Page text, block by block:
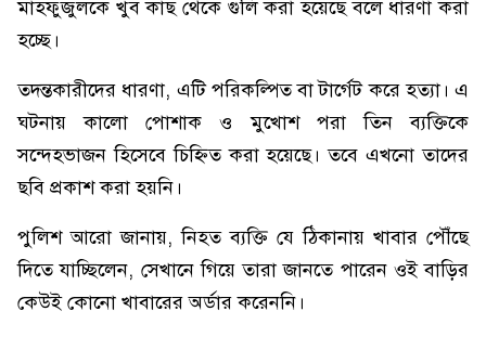
মাহফুজুলকে খুব কাছ থেকে গুলি করা হয়েছে বলে ধারণা করা
হচ্ছে।
তদন্তকারীদের ধারণা, এটি পরিকল্পিত বা টার্গেট করে হত্যা। এ
ঘটনায় কালো পোশাক ও মুখোশ পরা তিন ব্যক্তিকে
সন্দেহভাজন হিসেবে চিহ্নিত করা হয়েছে। তবে এখনো তাদের
ছবি প্রকাশ করা হয়নি।
পুলিশ আরো জানায়, নিহত ব্যক্তি যে ঠিকানায় খাবার পৌঁছে
দিতে যাচ্ছিলেন, সেখানে গিয়ে তারা জানতে পারেন ওই বাড়ির
কেউই কোনো খাবারের অর্ডার করেননি।